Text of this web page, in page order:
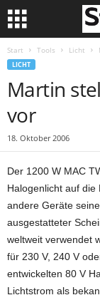
Start Tools Licht
LICHT
Martin
vor
18. Oktober 2006
Der 1200 W MAC
Halogenlicht auf die
andere Geräte
ausgestatteter
weltweit verwendet
für 230 V, 240 V
entwickelten 80 V
Lichtstrom als